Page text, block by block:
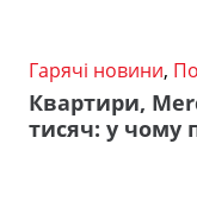
Гарячі новини,
Квартири,
тисяч: у чому